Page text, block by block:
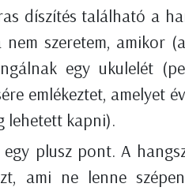
díszítés található a
szeretem, amikor
egy ukulelét
emlékeztet, amelyet
lehetett kapni).
plusz pont. A
ami ne lenne